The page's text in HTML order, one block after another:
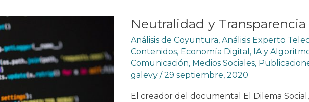
Neutralidad y
Análisis de Coyuntura, Análisis Experto
Contenidos, Economía Digital , IA y
Comunicación, Medios Sociales,
galevy /29 septiembre, 2020
El creador del documental El Dilema